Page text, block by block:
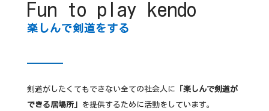
Fun to play kendo
楽しんで剣道をする
剣道がしたくてもできない全ての社会人に 「楽しんで剣道が
できる居場所」
を提供するために活動をしています。